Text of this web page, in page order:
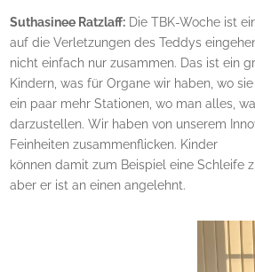
Suthasinee Ratzlaff: Die TBK-Woche ist
auf die Verletzungen des Teddys
nicht einfach nur zusammen. Das ist ein
Kindern, was für Organe wir haben, wo
ein paar mehr Stationen, wo man alles,
darzustellen. Wir haben von unserem
Feinheiten zusammenflicken. Kinder
können damit zum Beispiel eine Schleife
aber er ist an einen angelehnt.